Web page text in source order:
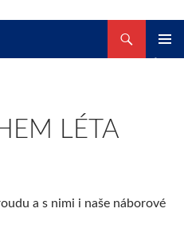
LÉTA
a s nimi i naše náborové